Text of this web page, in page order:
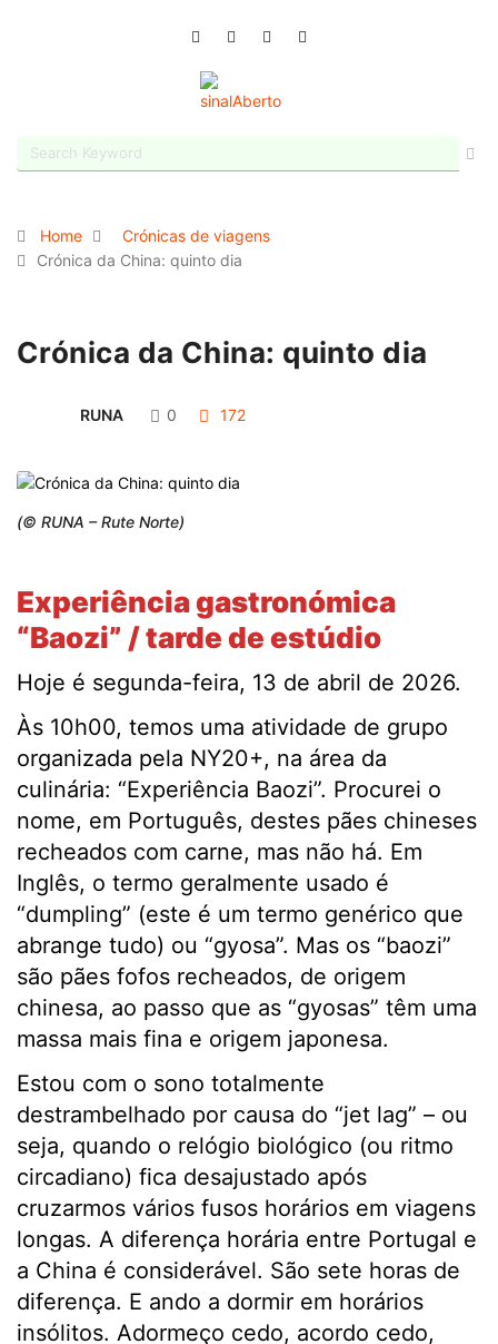
Home
Crónicas de viagens
Crónica da China: quinto dia
Crónica da China: quinto dia
RUNA 0 172
(© RUNA – Rute Norte)
Experiência gastronómica
“Baozi” / tarde de estúdio
Hoje é segunda-feira, 13 de abril de 2026.
Às 10h00, temos uma atividade de grupo
organizada pela NY20+, na área da
culinária: “Experiência Baozi”. Procurei o
nome, em Português, destes pães chineses
recheados com carne, mas não há. Em
Inglês, o termo geralmente usado é
“dumpling” (este é um termo genérico que
abrange tudo) ou “gyosa”. Mas os “baozi”
são pães fofos recheados, de origem
chinesa, ao passo que as “gyosas” têm uma
massa mais fina e origem japonesa.
Estou com o sono totalmente
destrambelhado por causa do “jet lag” – ou
seja, quando o relógio biológico (ou ritmo
circadiano) fica desajustado após
cruzarmos vários fusos horários em viagens
longas. A diferença horária entre Portugal e
a China é considerável. São sete horas de
diferença. E ando a dormir em horários
insólitos. Adormeço cedo, acordo cedo,